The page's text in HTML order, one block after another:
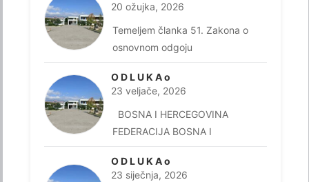
20 ožujka, 2026
Temeljem članka 51. Zakona o
osnovnom odgoju
O D L U K A o
23 veljače, 2026
BOSNA I HERCEGOVINA
FEDERACIJA BOSNA I
O D L U K A o
23 siječnja, 2026